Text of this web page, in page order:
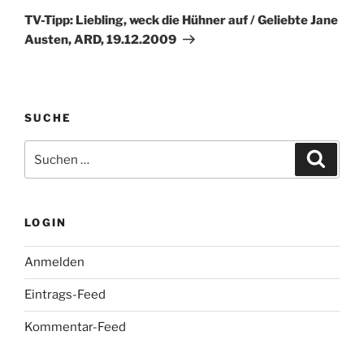
Beitrag
TV-Tipp: Liebling, weck die Hühner auf / Geliebte Jane
Austen, ARD, 19.12.2009
SUCHE
nach:
LOGIN
Anmelden
Eintrags-Feed
Kommentar-Feed